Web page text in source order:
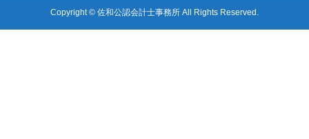
Copyright © 佐和公認会計士事務所 All Rights Reserved.